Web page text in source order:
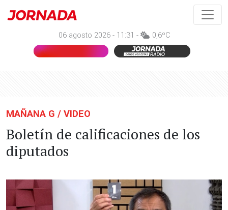
06 agosto 2026 - 11:31 - 0,6ºC
MAÑANA G / VIDEO
Boletín de calificaciones de los
diputados